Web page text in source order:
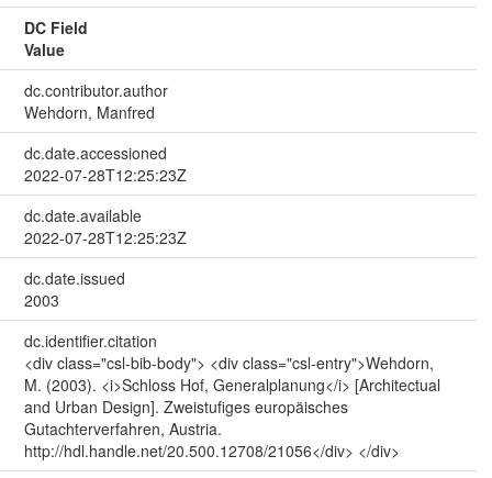
DC Field
Value
dc.contributor.author
Wehdorn, Manfred
dc.date.accessioned
2022-07-28T12:25:23Z
dc.date.available
2022-07-28T12:25:23Z
dc.date.issued
2003
dc.identifier.citation
<div class="csl-bib-body"> <div class="csl-entry">Wehdorn,
M. (2003). <i>Schloss Hof, Generalplanung</i> [Architectual
and Urban Design]. Zweistufiges europäisches
Gutachterverfahren, Austria.
http://hdl.handle.net/20.500.12708/21056</div> </div>